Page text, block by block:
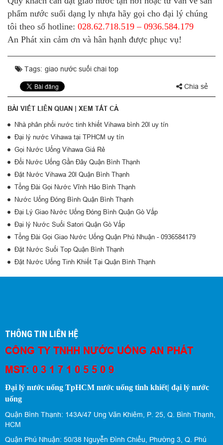
phẩm nước suối dạng ly nhựa hãy gọi cho đại lý chúng
tôi theo số hotline: 028.62.718.519 – 0936.584.179
An Phát xin cảm ơn và hân hạnh được phục vụ!
Tags: giao nước suối chai top
Chia sẻ
BÀI VIẾT LIÊN QUAN | XEM TẤT CẢ
Nhà phân phối nước tinh khiết Vihawa bình 20l uy tín
Đại lý nước Vihawa tại TPHCM uy tín
Gọi Nước Uống Vihawa Giá Rẻ
Đổi Nước Uống Gần Đây Quận Bình Thạnh
Đặt Nước Vihawa 20l Quận Bình Thạnh
Tổng Đài Gọi Nước Vĩnh Hảo Bình Thạnh
Nước Uống Đóng Bình Quận Bình Thạnh
Đại Lý Giao Nước Uống Đóng Bình Quận Gò Vấp
Đại lý Nước Suối Satori Quận Gò Vấp
Tổng Đài Gọi Giao Nước Uống Quận Phú Nhuận - 0936584179
Đặt Nước Suối Top Quận Bình Thạnh
Đặt Nước Uống Tinh Khiết Tại Quận Bình Thạnh
THÔNG TIN LIÊN HỆ
CÔNG TY TNHH NƯỚC UỐNG AN PHÁT
MST: 0 3 1 7 1 0 5 5 0 9
Đại lý nước uống TpHCM nước uống tinh khiết| đại lý nước
uống
Quận Bình Thạnh: 143A/47 Ung Văn Khiêm, P. 25, Q. Bình Thạnh,
HCM
Quận Phú Nhuận: 50/38 Nguyễn Đình Chiểu, Phường 3, Q. Phú